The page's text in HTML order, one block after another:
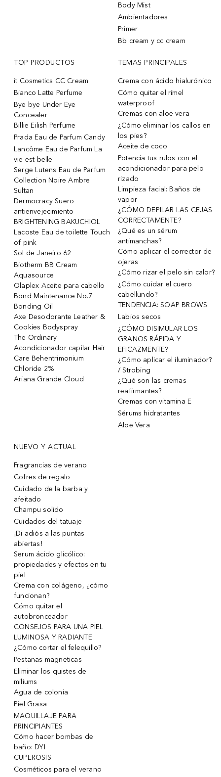
Body Mist
Ambientadores
Primer
Bb cream y cc cream
TOP PRODUCTOS
it Cosmetics CC Cream
Bianco Latte Perfume
Bye bye Under Eye
Concealer
Billie Eilish Perfume
Prada Eau de Parfum Candy
Lancôme Eau de Parfum La
vie est belle
Serge Lutens Eau de Parfum
Collection Noire Ambre
Sultan
Dermocracy Suero
antienvejecimiento
BRIGHTENING BAKUCHIOL
Lacoste Eau de toilette Touch
of pink
Sol de Janeiro 62
Biotherm BB Cream
Aquasource
Olaplex Aceite para cabello
Bond Maintenance No.7
Bonding Oil
Axe Desodorante Leather &
Cookies Bodyspray
The Ordinary
Acondicionador capilar Hair
Care Behentrimonium
Chloride 2%
Ariana Grande Cloud
TEMAS PRINCIPALES
Crema con ácido hialurónico
Cómo quitar el rímel
waterproof
Cremas con aloe vera
¿Cómo eliminar los callos en
los pies?
Aceite de coco
Potencia tus rulos con el
acondicionador para pelo
rizado
Limpieza facial: Baños de
vapor
¿CÓMO DEPILAR LAS CEJAS
CORRECTAMENTE?
¿Qué es un sérum
antimanchas?
Cómo aplicar el corrector de
ojeras
¿Cómo rizar el pelo sin calor?
¿Cómo cuidar el cuero
cabellundo?
TENDENCIA: SOAP BROWS
Labios secos
¿CÓMO DISIMULAR LOS
GRANOS RÁPIDA Y
EFICAZMENTE?
¿Cómo aplicar el iluminador?
/ Strobing
¿Qué son las cremas
reafirmantes?
Cremas con vitamina E
Sérums hidratantes
Aloe Vera
NUEVO Y ACTUAL
Fragrancias de verano
Cofres de regalo
Cuidado de la barba y
afeitado
Champu solido
Cuidados del tatuaje
¡Di adiós a las puntas
abiertas!
Serum ácido glicólico:
propiedades y efectos en tu
piel
Crema con colágeno, ¿cómo
funcionan?
Cómo quitar el
autobronceador
CONSEJOS PARA UNA PIEL
LUMINOSA Y RADIANTE
¿Cómo cortar el felequillo?
Pestanas magneticas
Eliminar los quistes de
miliums
Agua de colonia
Piel Grasa
MAQUILLAJE PARA
PRINCIPIANTES
Cómo hacer bombas de
baño: DYI
CUPEROSIS
Cosméticos para el verano